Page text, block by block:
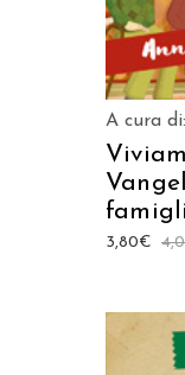
A cura di:
3,80€